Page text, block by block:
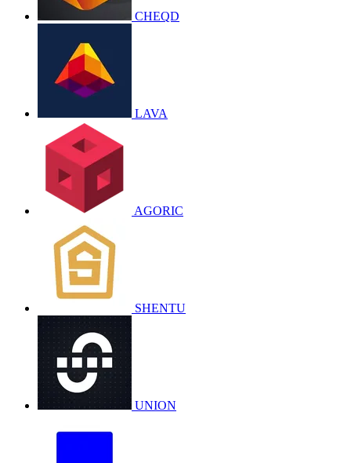
CHEQD
LAVA
AGORIC
SHENTU
UNION